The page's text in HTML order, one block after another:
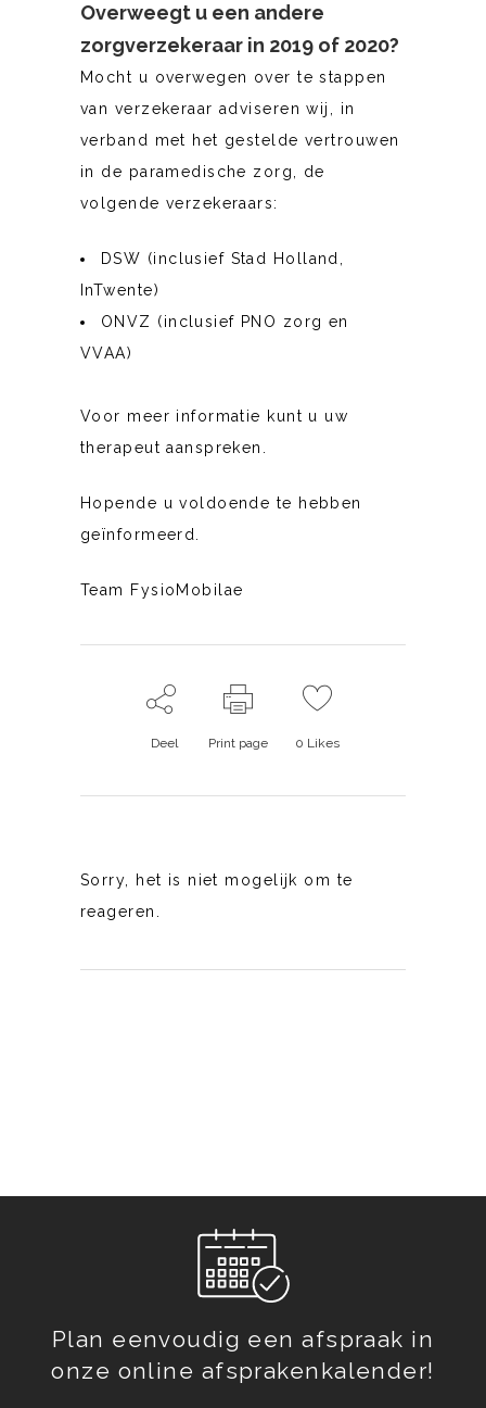
Overweegt u een andere
zorgverzekeraar in 2019 of 2020?
Mocht u overwegen over te stappen
van verzekeraar adviseren wij, in
verband met het gestelde vertrouwen
in de paramedische zorg, de
volgende verzekeraars:
DSW (inclusief Stad Holland,
InTwente)
ONVZ (inclusief PNO zorg en
VVAA)
Voor meer informatie kunt u uw
therapeut aanspreken.
Hopende u voldoende te hebben
geïnformeerd.
Team FysioMobilae
Deel Print page 0 Likes
Sorry, het is niet mogelijk om te
reageren.
Plan eenvoudig een afspraak in
onze online afsprakenkalender!